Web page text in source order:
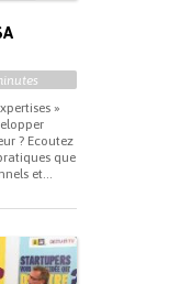
»
? Ecoutez
que
et...